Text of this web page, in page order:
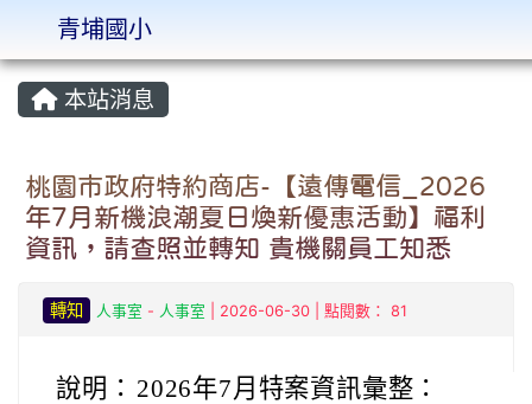
:::
本站消息
桃園市政府特約商店-【遠傳電信_2026
年7月新機浪潮夏日煥新優惠活動】福利
資訊，請查照並轉知 貴機關員工知悉
轉知 人事室 - 人事室 | 2026-06-30 | 點閱數： 81
說明： 2026年7月特案資訊彙整：
青埔國小